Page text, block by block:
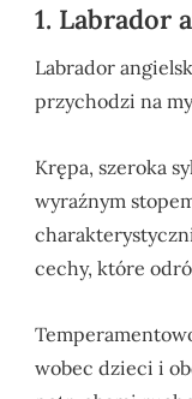
1. Labrador
Labrador
przychodzi na
Krępa, szeroka
wyraźnym
cechy, które
wobec dzieci i